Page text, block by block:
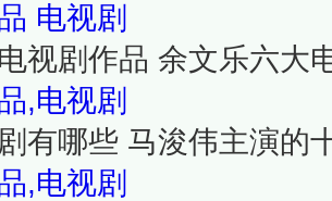
电视剧
视剧作品 余文乐六大
,电视剧
有哪些 马浚伟主演的
,电视剧